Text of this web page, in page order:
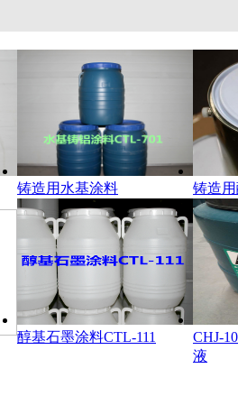
铸造用水基涂料 铸造
醇基石墨涂料CTL-111
CHJ-
液